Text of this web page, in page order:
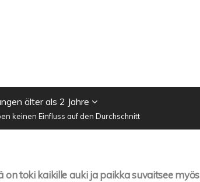
älter als 2 Jahre
keinen Einfluss auf den Durchschnitt
on toki kaikille auki ja paikka suvaitsee myös